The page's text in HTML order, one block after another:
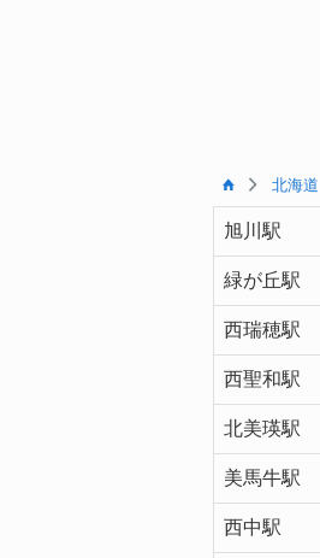
北海道
旭川駅
緑が丘駅
西瑞穂駅
西聖和駅
北美瑛駅
美馬牛駅
西中駅